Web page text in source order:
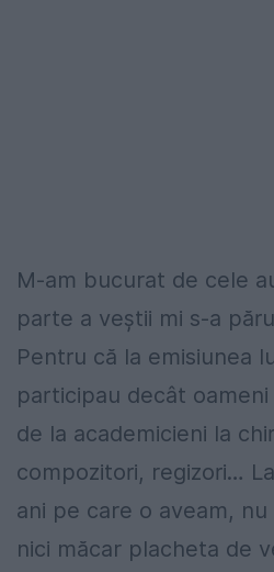
M-am bucurat de cele
parte a veştii mi s-a
Pentru că la emisiunea
participau decât
de la academicieni la
compozitori, regizori…
ani pe care o aveam,
nici măcar placheta de